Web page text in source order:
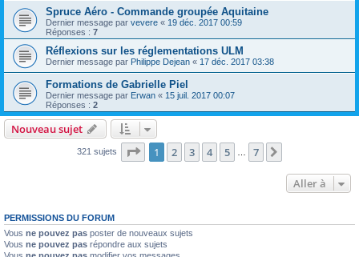
Spruce Aéro - Commande groupée Aquitaine
Dernier message par vevere « 19 déc. 2017 00:59
Réponses : 7
Réflexions sur les réglementations ULM
Dernier message par Philippe Dejean « 17 déc. 2017 03:38
Formations de Gabrielle Piel
Dernier message par Erwan « 15 juil. 2017 00:07
Réponses : 2
Nouveau sujet
321 sujets Page 1sur7
1 2 3 4 5 7
Aller à
PERMISSIONS DU FORUM
Vous ne pouvez pas poster de nouveaux sujets
Vous ne pouvez pas répondre aux sujets